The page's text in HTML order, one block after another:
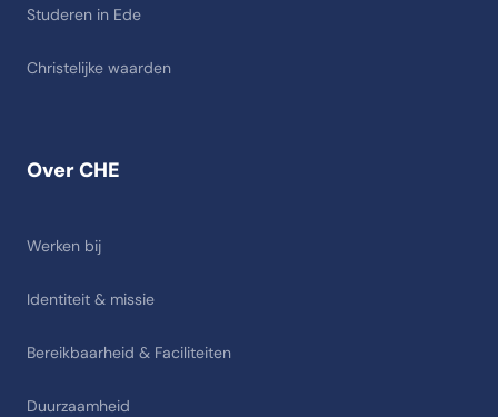
Over CHE
Werken bij
Identiteit & missie
Bereikbaarheid & Faciliteiten
Duurzaamheid
Studeren in Ede
Christelijke waarden